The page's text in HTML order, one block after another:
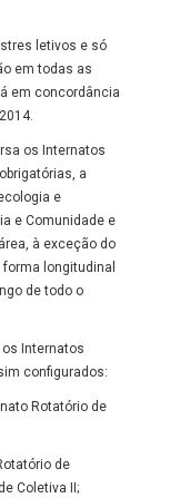
letivos e só
em todas as
em concordância
os Internatos
a
e
e Comunidade e
à exceção do
longitudinal
de todo o
Internatos
configurados:
Rotatório de
de
Coletiva II;